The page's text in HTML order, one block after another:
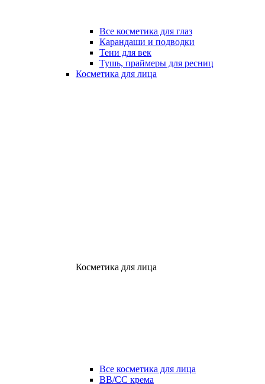
Все косметика для глаз
Карандаши и подводки
Тени для век
Тушь, праймеры для ресниц
Косметика для лица
Косметика для лица
Все косметика для лица
ВВ/СС крема